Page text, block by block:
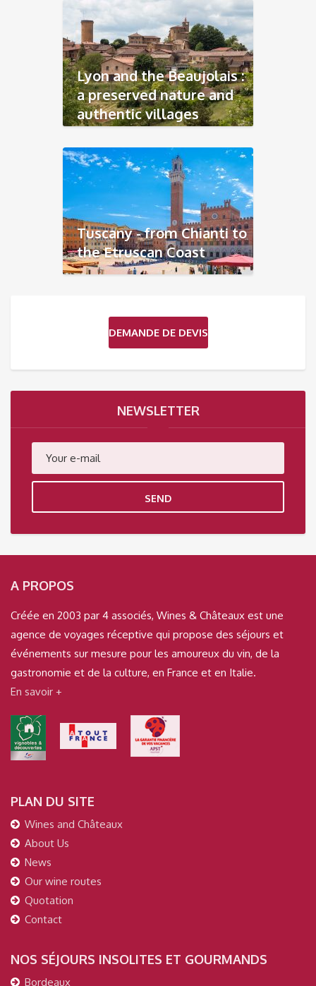
Lyon and the Beaujolais :
a preserved nature and
authentic villages
Tuscany - from Chianti to
the Etruscan Coast
DEMANDE DE DEVIS
NEWSLETTER
SEND
A PROPOS
Créée en 2003 par 4 associés, Wines & Châteaux est une
agence de voyages réceptive qui propose des séjours et
événements sur mesure pour les amoureux du vin, de la
gastronomie et de la culture, en France et en Italie.
En savoir +
PLAN DU SITE
Wines and Châteaux
About Us
News
Our wine routes
Quotation
Contact
NOS SÉJOURS INSOLITES ET GOURMANDS
Bordeaux